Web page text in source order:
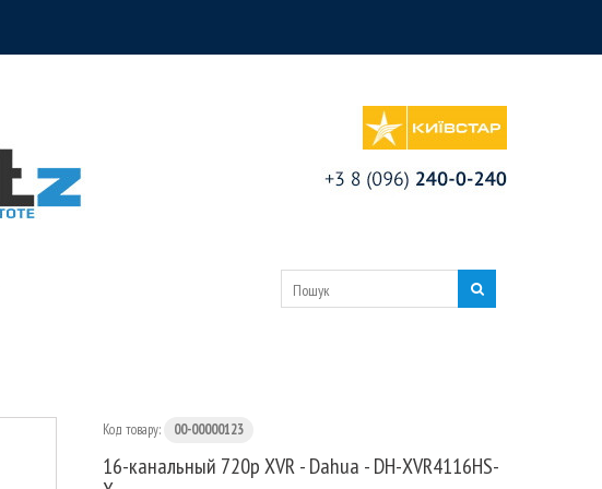
Код товару: 00-00000123
16-канальный 720p XVR - Dahua - DH-XVR4116HS-